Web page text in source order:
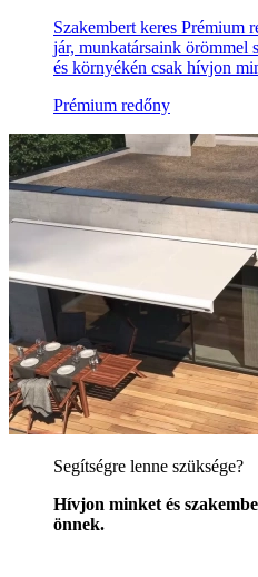
Szakembert keres Prémium
jár, munkatársaink örömmel
és környékén csak hívjon
Prémium redőny
Segítségre lenne szüksége?
Hívjon minket és
önnek.